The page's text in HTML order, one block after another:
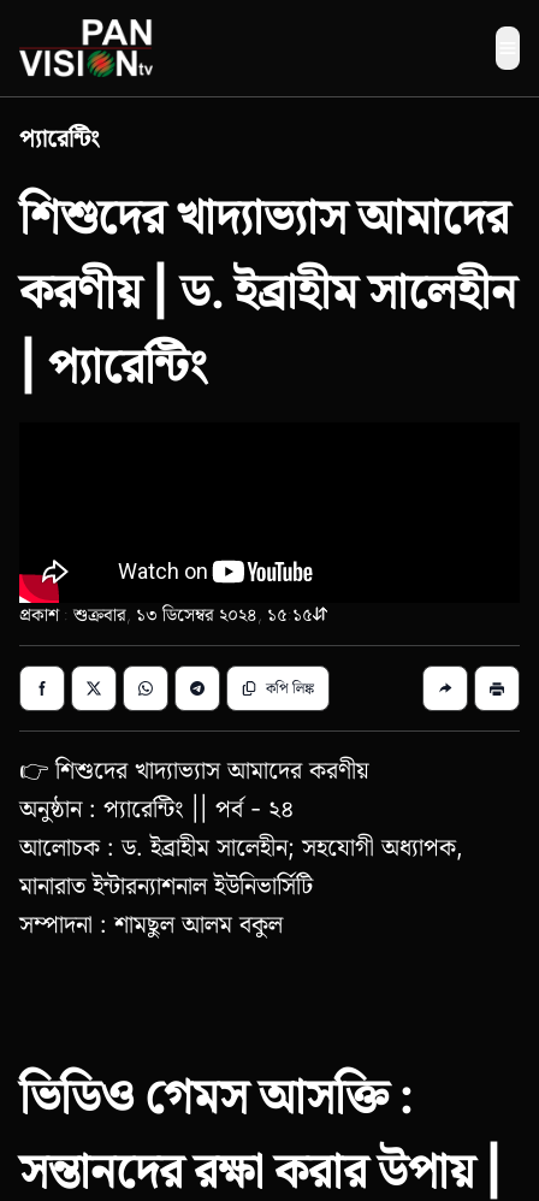
প্যারেন্টিং
শিশুদের খাদ্যাভ্যাস আমাদের
করণীয় | ড. ইব্রাহীম সালেহীন
| প্যারেন্টিং
প্রকাশ : শুক্রবার, ১৩ ডিসেম্বর ২০২৪, ১৫:১৫
কপি লিঙ্ক
👉 শিশুদের খাদ্যাভ্যাস আমাদের করণীয়
অনুষ্ঠান : প্যারেন্টিং || পর্ব - ২৪
আলোচক : ড. ইব্রাহীম সালেহীন; সহযোগী অধ্যাপক,
মানারাত ইন্টারন্যাশনাল ইউনিভার্সিটি
সম্পাদনা : শামছুল আলম বকুল
ভিডিও গেমস আসক্তি :
সন্তানদের রক্ষা করার উপায় |